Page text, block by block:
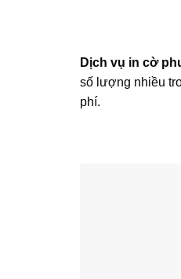
Dịch vụ in cờ
số lượng nhiều
phí.